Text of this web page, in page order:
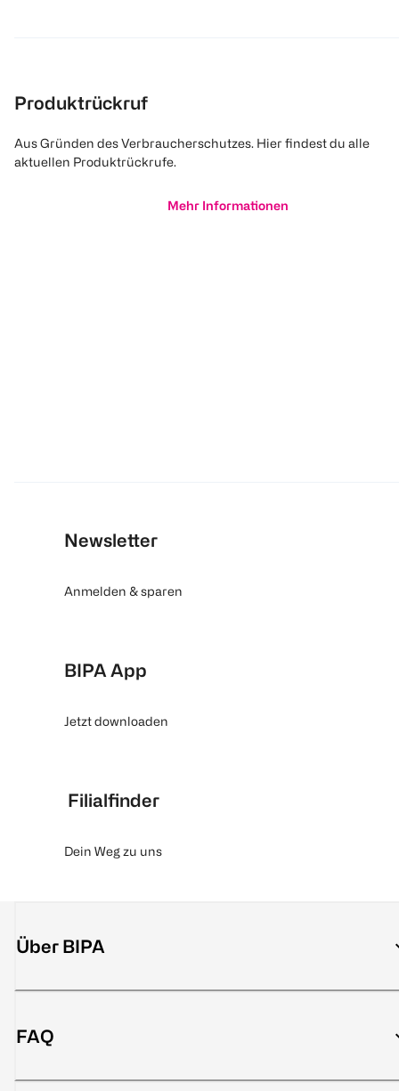
Produktrückruf
Aus Gründen des Verbraucherschutzes. Hier findest du alle
aktuellen Produktrückrufe.
Mehr Informationen
Newsletter
Anmelden & sparen
BIPA App
Jetzt downloaden
Filialfinder
Dein Weg zu uns
Über BIPA
FAQ